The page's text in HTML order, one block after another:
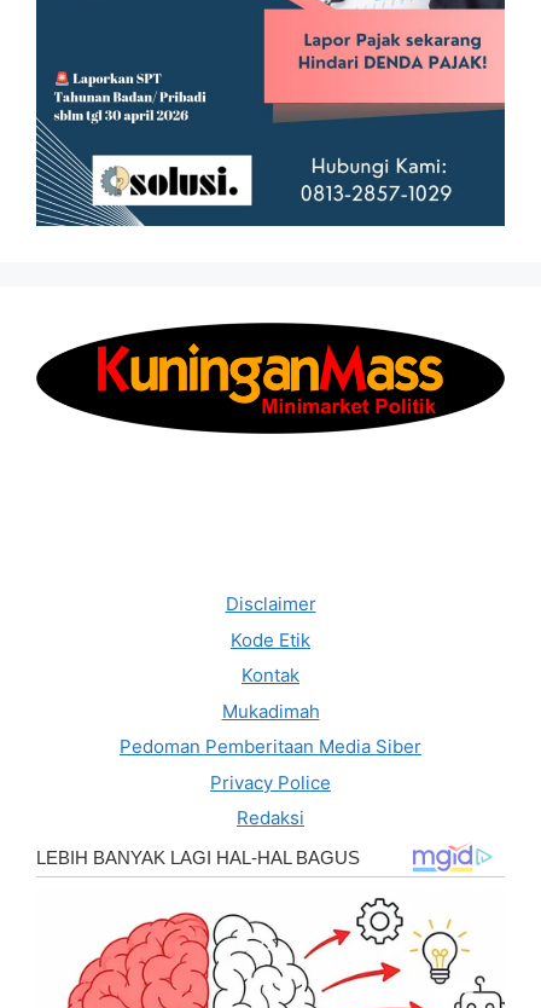
Disclaimer
Kode Etik
Kontak
Mukadimah
Pedoman Pemberitaan Media Siber
Privacy Police
Redaksi